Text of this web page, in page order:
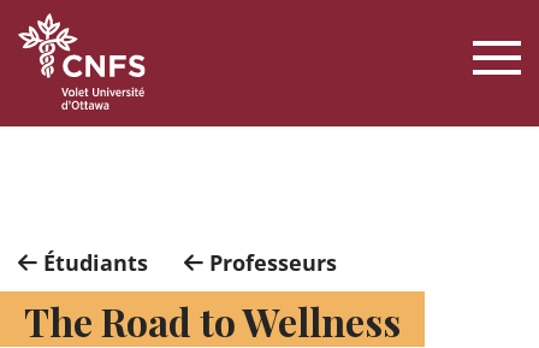
Étudiants Professeurs
The Road to Wellness